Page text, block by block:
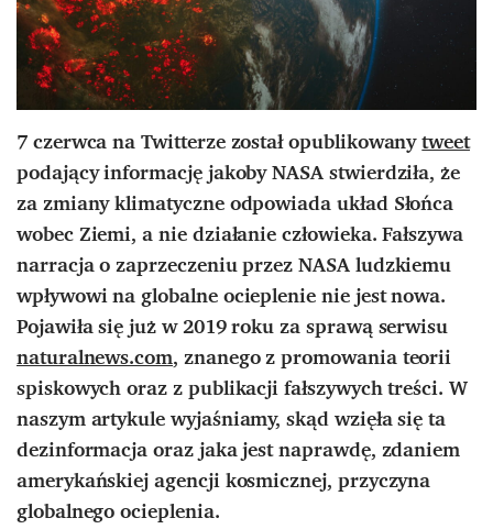
7 czerwca na Twitterze został opublikowanytweet
podający informację jakoby NASA stwierdziła, że
za zmiany klimatyczne odpowiada układ Słońca
wobec Ziemi, a nie działanie człowieka. Fałszywa
narracja o zaprzeczeniu przez NASA ludzkiemu
wpływowi na globalne ocieplenie nie jest nowa.
Pojawiła się już w 2019 roku za sprawą serwisu
naturalnews.com, znanego z promowania teorii
spiskowych oraz z publikacji fałszywych treści. W
naszym artykule wyjaśniamy, skąd wzięła się ta
dezinformacja oraz jaka jest naprawdę, zdaniem
amerykańskiej agencji kosmicznej, przyczyna
globalnego ocieplenia.